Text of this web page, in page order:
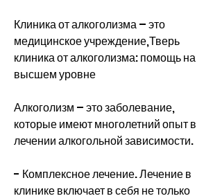
Клиника от алкоголизма – это
медицинское учреждение,Тверь
клиника от алкоголизма: помощь на
высшем уровне
Алкоголизм – это заболевание,
которые имеют многолетний опыт в
лечении алкогольной зависимости.
- Комплексное лечение. Лечение в
клинике включает в себя не только